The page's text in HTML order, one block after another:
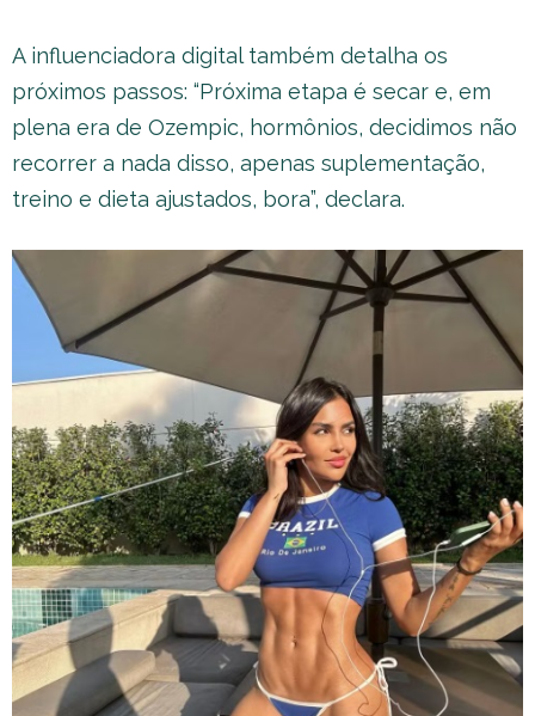
A influenciadora digital também detalha os
próximos passos: “Próxima etapa é secar e, em
plena era de Ozempic, hormônios, decidimos não
recorrer a nada disso, apenas suplementação,
treino e dieta ajustados, bora”, declara.